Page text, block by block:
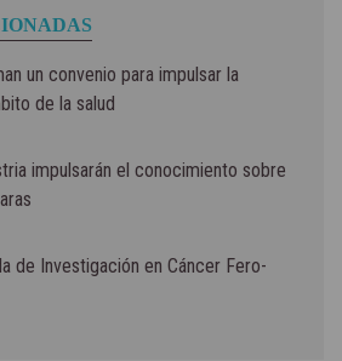
un convenio para impulsar la
de la salud
impulsarán el conocimiento sobre
de Investigación en Cáncer Fero-